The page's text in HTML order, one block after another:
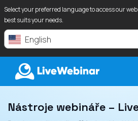
Select your preferred language to access our
best suits your needs.
English
LIVEWEBINAR.COM
Nástroje webináře –